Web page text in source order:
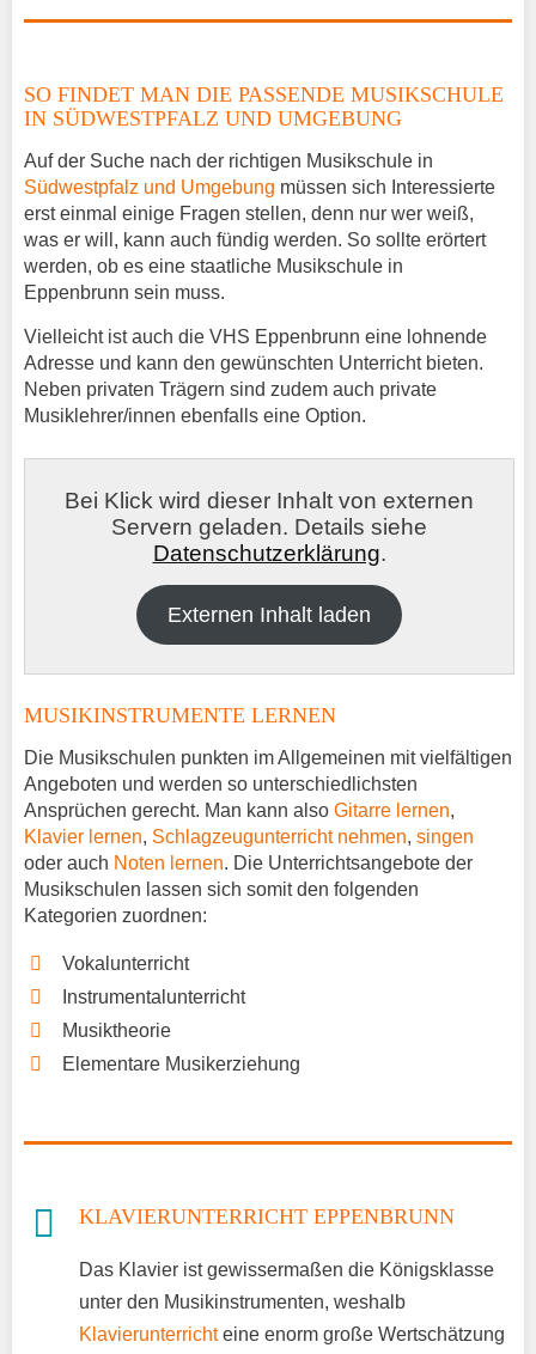
Gitarrenunterricht Eppenbrunn
Musiklehrer Stellenangebote – Eppenbrunn
SO FINDET MAN DIE PASSENDE MUSIKSCHULE
IN SÜDWESTPFALZ UND UMGEBUNG
Auf der Suche nach der richtigen Musikschule in
Südwestpfalz und Umgebung müssen sich Interessierte
erst einmal einige Fragen stellen, denn nur wer weiß,
was er will, kann auch fündig werden. So sollte erörtert
werden, ob es eine staatliche Musikschule in
Eppenbrunn sein muss.
Vielleicht ist auch die VHS Eppenbrunn eine lohnende
Adresse und kann den gewünschten Unterricht bieten.
Neben privaten Trägern sind zudem auch private
Musiklehrer/innen ebenfalls eine Option.
Bei Klick wird dieser Inhalt von externen
Servern geladen. Details siehe
Datenschutzerklärung.
Externen Inhalt laden
MUSIKINSTRUMENTE LERNEN
Die Musikschulen punkten im Allgemeinen mit vielfältigen
Angeboten und werden so unterschiedlichsten
Ansprüchen gerecht. Man kann also Gitarre lernen,
Klavier lernen, Schlagzeugunterricht nehmen, singen
oder auch Noten lernen. Die Unterrichtsangebote der
Musikschulen lassen sich somit den folgenden
Kategorien zuordnen:
Vokalunterricht
Instrumentalunterricht
Musiktheorie
Elementare Musikerziehung
KLAVIERUNTERRICHT EPPENBRUNN
Das Klavier ist gewissermaßen die Königsklasse
unter den Musikinstrumenten, weshalb
Klavierunterrichteine enorm große Wertschätzung